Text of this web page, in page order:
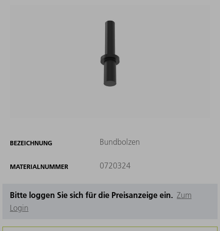
BEZEICHNUNG Bundbolzen
MATERIALNUMMER 0720324
Bitte loggen Sie sich für die Preisanzeige ein. Zum
Login